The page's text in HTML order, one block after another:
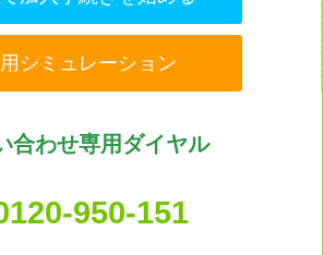
シミュレーション
合わせ専用ダイヤル
950-151